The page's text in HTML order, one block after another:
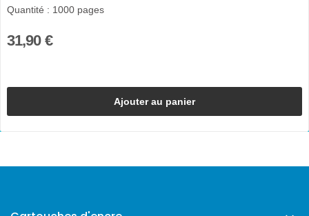
Quantité : 1000 pages
31,90 €
Ajouter au panier